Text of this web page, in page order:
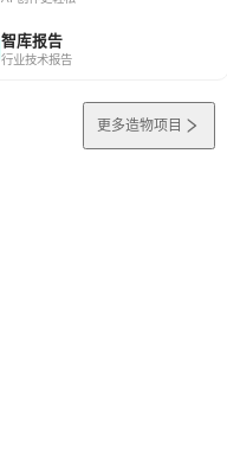
智库报告
行业技术报告
更多造物项目